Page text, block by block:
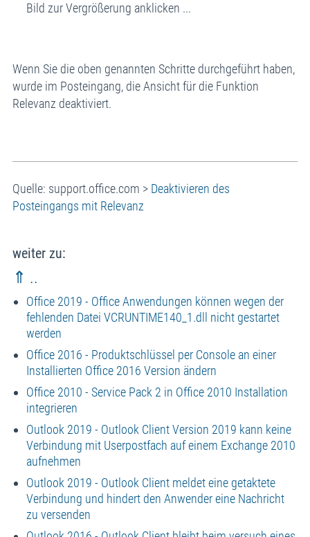
Bild zur Vergrößerung anklicken ...
Wenn Sie die oben genannten Schritte durchgeführt haben,
wurde im Posteingang, die Ansicht für die Funktion
Relevanz deaktiviert.
Quelle: support.office.com > Deaktivieren des
Posteingangs mit Relevanz
weiter zu:
⇑ ..
Office 2019 - Office Anwendungen können wegen der
fehlenden Datei VCRUNTIME140_1.dll nicht gestartet
werden
Office 2016 - Produktschlüssel per Console an einer
Installierten Office 2016 Version ändern
Office 2010 - Service Pack 2 in Office 2010 Installation
integrieren
Outlook 2019 - Outlook Client Version 2019 kann keine
Verbindung mit Userpostfach auf einem Exchange 2010
aufnehmen
Outlook 2019 - Outlook Client meldet eine getaktete
Verbindung und hindert den Anwender eine Nachricht
zu versenden